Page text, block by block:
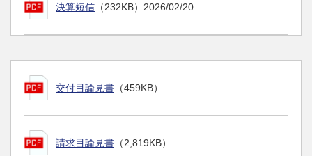
決算短信 （232KB） 2026/02/20
交付目論見書 （459KB）
請求目論見書 （2,819KB）